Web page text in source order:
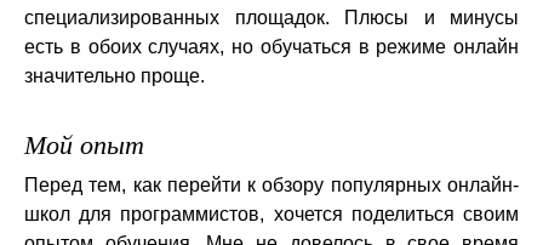
специализированных площадок. Плюсы и минусы
есть в обоих случаях, но обучаться в режиме онлайн
значительно проще.
Мой опыт
Перед тем, как перейти к обзору популярных онлайн-
школ для программистов, хочется поделиться своим